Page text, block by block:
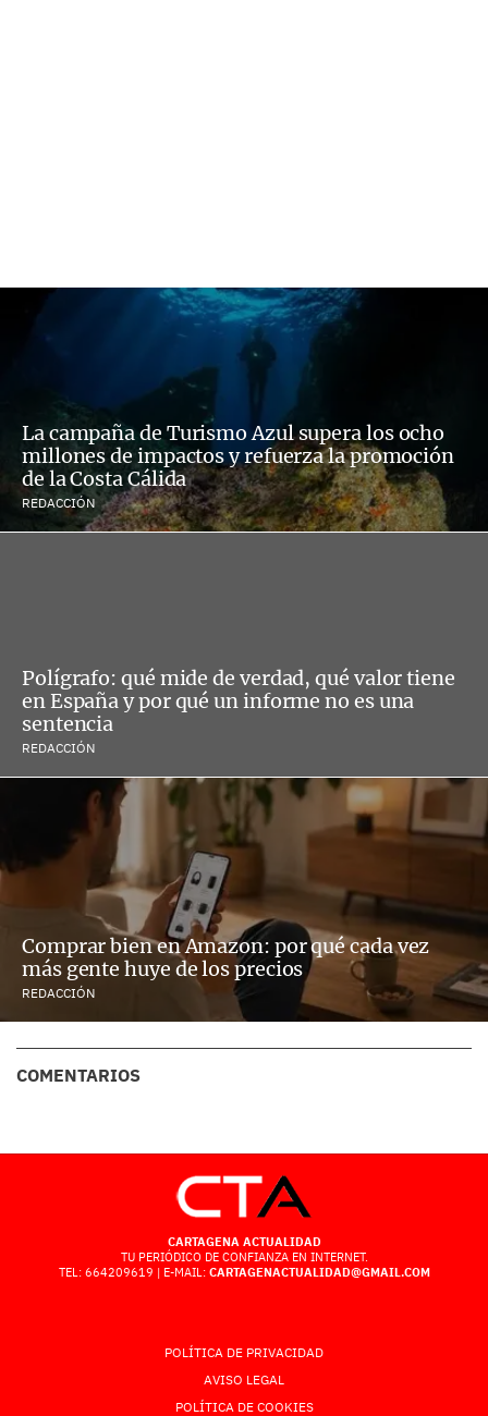
La campaña de Turismo Azul supera los ocho
millones de impactos y refuerza la promoción
de la Costa Cálida
REDACCIÓN
Polígrafo: qué mide de verdad, qué valor tiene
en España y por qué un informe no es una
sentencia
REDACCIÓN
Comprar bien en Amazon: por qué cada vez
más gente huye de los precios
REDACCIÓN
COMENTARIOS
CARTAGENA ACTUALIDAD
TU PERIÓDICO DE CONFIANZA EN INTERNET.
TEL: 664209619 | E-MAIL: CARTAGENACTUALIDAD@GMAIL.COM
POLÍTICA DE PRIVACIDAD
AVISO LEGAL
POLÍTICA DE COOKIES